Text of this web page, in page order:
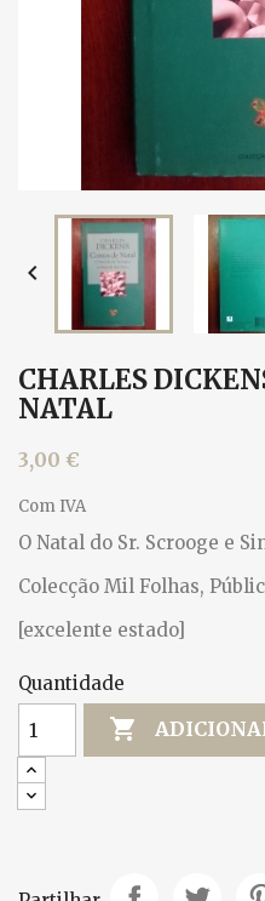

CHARLES
NATAL
3,00 €
Com IVA
O Natal do Sr. Scrooge e
Colecção Mil Folhas,
[excelente estado]
Quantidade
